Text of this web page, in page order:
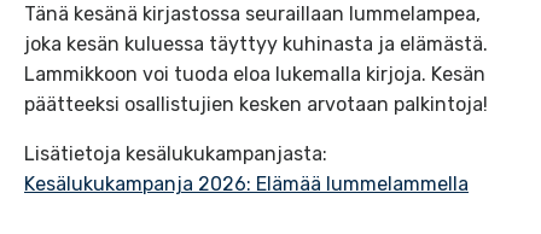
Tänä kesänä kirjastossa seuraillaan lummelampea,
joka kesän kuluessa täyttyy kuhinasta ja elämästä.
Lammikkoon voi tuoda eloa lukemalla kirjoja. Kesän
päätteeksi osallistujien kesken arvotaan palkintoja!
Lisätietoja kesälukukampanjasta:
Kesälukukampanja 2026: Elämää lummelammella